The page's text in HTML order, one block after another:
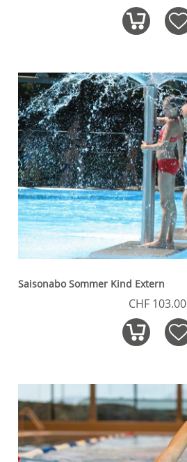
Saisonabo Sommer Kind Extern
CHF 103.00